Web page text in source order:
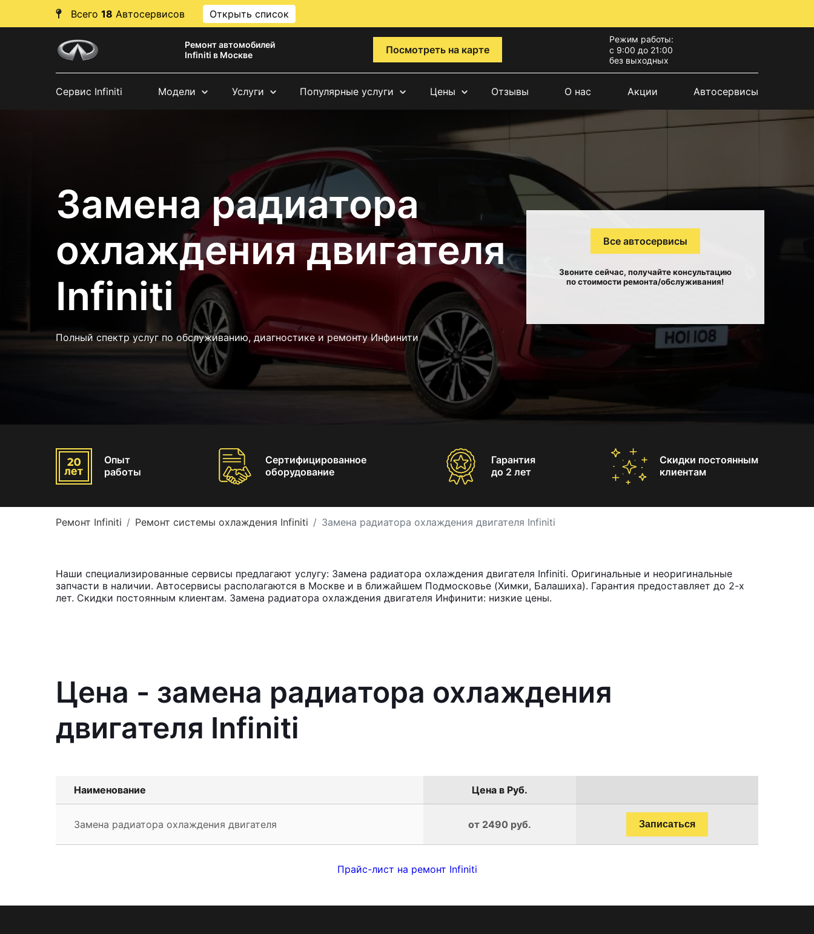
Всего 18 Автосервисов Открыть список
Ремонт автомобилей
Infiniti в Москве
Посмотреть на карте
Режим работы:
с 9:00 до 21:00
без выходных
Сервис Infiniti Модели Услуги Популярные услуги Цены Отзывы О нас Акции Автосервисы
Замена радиатора
охлаждения двигателя
Infiniti
Полный спектр услуг по обслуживанию, диагностике и ремонту Инфинити
Все автосервисы
Звоните сейчас, получайте консультацию
по стоимости ремонта/обслуживания!
Опыт
работы
Сертифицированное
оборудование
Гарантия
до 2 лет
Скидки постоянным
клиентам
Ремонт Infiniti Ремонт системы охлаждения Infiniti Замена радиатора охлаждения двигателя Infiniti
Наши специализированные сервисы предлагают услугу: Замена радиатора охлаждения двигателя Infiniti. Оригинальные и неоригинальные
запчасти в наличии. Автосервисы располагаются в Москве и в ближайшем Подмосковье (Химки, Балашиха). Гарантия предоставляет до 2-х
лет. Скидки постоянным клиентам. Замена радиатора охлаждения двигателя Инфинити: низкие цены.
Цена - замена радиатора охлаждения
двигателя Infiniti
Наименование Цена в Руб.
Замена радиатора охлаждения двигателя от 2490 руб. Записаться
Прайс-лист на ремонт Infiniti